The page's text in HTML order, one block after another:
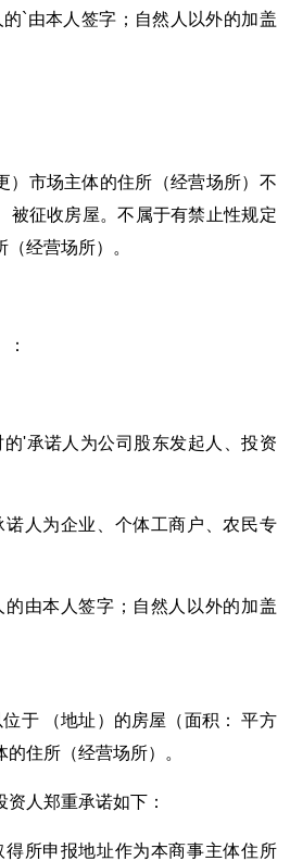
`由本人签字；自然人以外的加盖
）市场主体的住所（经营场所）不
被征收房屋。不属于有禁止性规定
经营场所）。
'承诺人为公司股东发起人、投资
诺人为企业、个体工商户、农民专
由本人签字；自然人以外的加盖
于 （地址）的房屋（面积： 平方
住所（经营场所）。
人郑重承诺如下：
得所申报地址作为本商事主体住所